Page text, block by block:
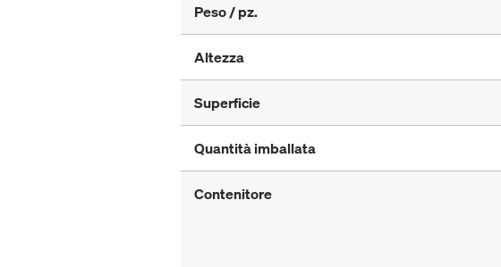
Peso / pz.
Altezza
Superficie
Quantità imballata
Contenitore